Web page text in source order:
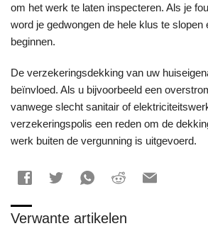
om het werk te laten inspecteren. Als je
word je gedwongen de hele klus te slopen
beginnen.
De verzekeringsdekking van uw
beïnvloed. Als u bijvoorbeeld een
vanwege slecht sanitair of
verzekeringspolis een reden om de
werk buiten de vergunning is uitgevoerd.
Verwante artikelen